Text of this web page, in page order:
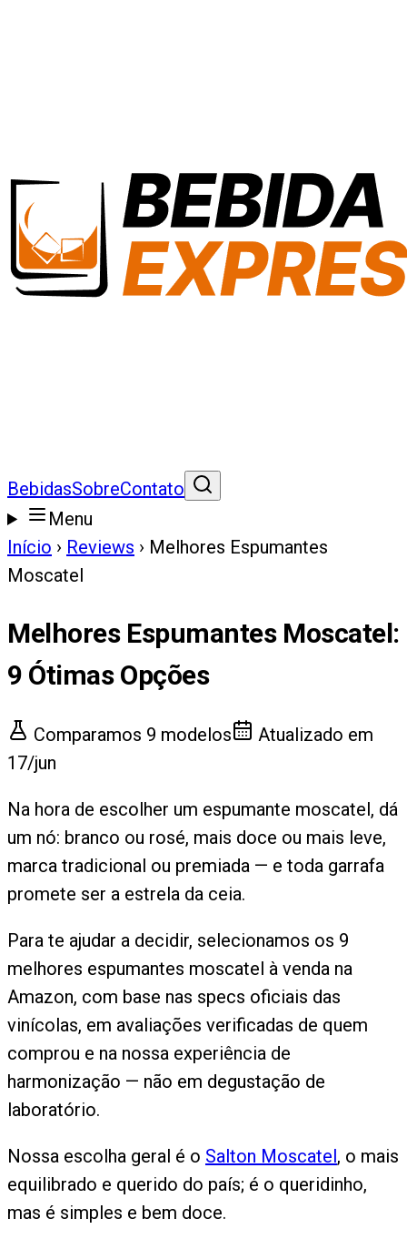
BebidasSobreContato
Menu
Início › Reviews › Melhores Espumantes
Moscatel
Melhores Espumantes Moscatel:
9 Ótimas Opções
Comparamos 9 modelos
Atualizado em
17/jun
Na hora de escolher um espumante moscatel, dá
um nó: branco ou rosé, mais doce ou mais leve,
marca tradicional ou premiada — e toda garrafa
promete ser a estrela da ceia.
Para te ajudar a decidir, selecionamos os 9
melhores espumantes moscatel à venda na
Amazon, com base nas specs oficiais das
vinícolas, em avaliações verificadas de quem
comprou e na nossa experiência de
harmonização — não em degustação de
laboratório.
Nossa escolha geral é o Salton Moscatel, o mais
equilibrado e querido do país; é o queridinho,
mas é simples e bem doce.